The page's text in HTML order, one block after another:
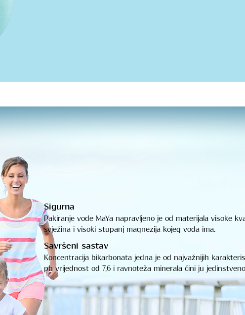
Sigurna
Pakiranje vode MaYa napravljeno je od materijala visoke
svježina i visoki stupanj magnezija kojeg voda ima.
Savršeni sastav
Koncentracija bikarbonata jedna je od najvažnijih
ph vrijednost od 7,6 i ravnoteža minerala čini ju